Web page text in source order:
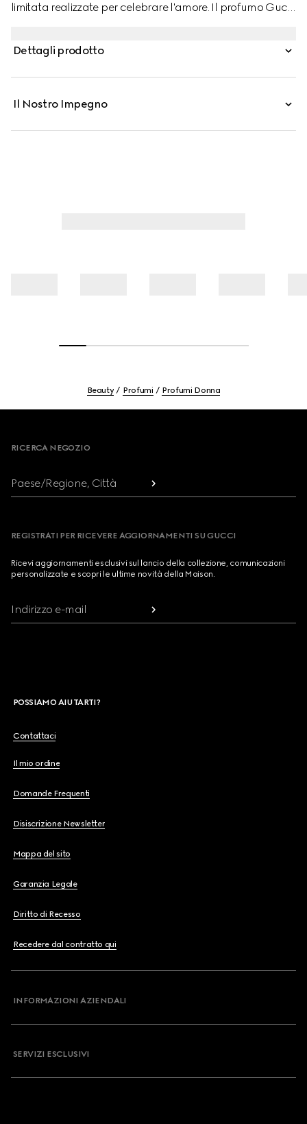
limitata realizzate per celebrare l'amore. Il profumo Gucci
Racchiusa in un elegante flacone lilla, la fragranza Pour
Dettagli prodotto
Il Nostro Impegno
Beauty Profumi Profumi Donna
RICERCA NEGOZIO
Paese/Regione, Città
REGISTRATI PER RICEVERE AGGIORNAMENTI SU GUCCI
Ricevi aggiornamenti esclusivi sul lancio della collezione, comunicazioni
personalizzate e scopri le ultime novità della Maison.
Indirizzo e-mail
POSSIAMO AIUTARTI?
Contattaci
Il mio ordine
Domande Frequenti
Disiscrizione Newsletter
Mappa del sito
Garanzia Legale
Diritto di Recesso
Recedere dal contratto qui
INFORMAZIONI AZIENDALI
SERVIZI ESCLUSIVI